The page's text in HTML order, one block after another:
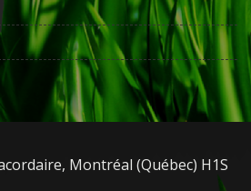
Montréal (Québec) H1S